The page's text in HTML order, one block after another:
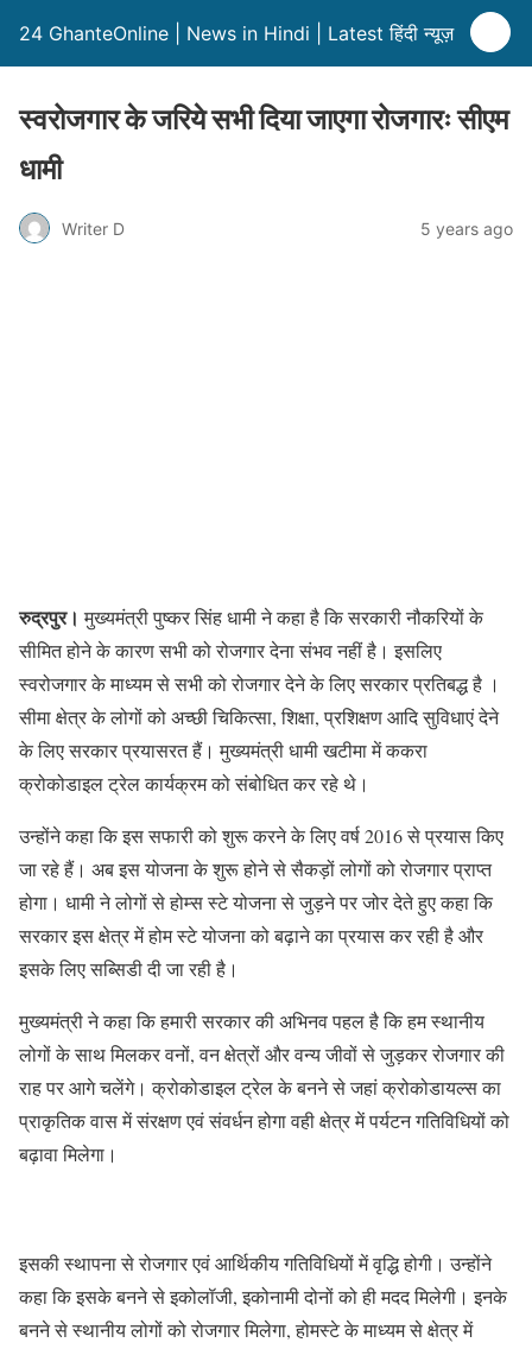
24 GhanteOnline | News in Hindi | Latest हिंदी न्यूज़
स्वरोजगार के जरिये सभी दिया जाएगा रोजगारः सीएम
धामी
Writer D 5 years ago
रुद्रपुर। मुख्यमंत्री पुष्कर सिंह धामी ने कहा है कि सरकारी नौकरियों के
सीमित होने के कारण सभी को रोजगार देना संभव नहीं है। इसलिए
स्वरोजगार के माध्यम से सभी को रोजगार देने के लिए सरकार प्रतिबद्ध है ।
सीमा क्षेत्र के लोगों को अच्छी चिकित्सा, शिक्षा, प्रशिक्षण आदि सुविधाएं देने
के लिए सरकार प्रयासरत हैं। मुख्यमंत्री धामी खटीमा में ककरा
क्रोकोडाइल ट्रेल कार्यक्रम को संबोधित कर रहे थे।
उन्होंने कहा कि इस सफारी को शुरू करने के लिए वर्ष 2016 से प्रयास किए
जा रहे हैं। अब इस योजना के शुरू होने से सैकड़ों लोगों को रोजगार प्राप्त
होगा। धामी ने लोगों से होम्स स्टे योजना से जुड़ने पर जोर देते हुए कहा कि
सरकार इस क्षेत्र में होम स्टे योजना को बढ़ाने का प्रयास कर रही है और
इसके लिए सब्सिडी दी जा रही है।
मुख्यमंत्री ने कहा कि हमारी सरकार की अभिनव पहल है कि हम स्थानीय
लोगों के साथ मिलकर वनों, वन क्षेत्रों और वन्य जीवों से जुड़कर रोजगार की
राह पर आगे चलेंगे। क्रोकोडाइल ट्रेल के बनने से जहां क्रोकोडायल्स का
प्राकृतिक वास में संरक्षण एवं संवर्धन होगा वही क्षेत्र में पर्यटन गतिविधियों को
बढ़ावा मिलेगा।
इसकी स्थापना से रोजगार एवं आर्थिकीय गतिविधियों में वृद्धि होगी। उन्होंने
कहा कि इसके बनने से इकोलॉजी, इकोनामी दोनों को ही मदद मिलेगी। इनके
बनने से स्थानीय लोगों को रोजगार मिलेगा, होमस्टे के माध्यम से क्षेत्र में